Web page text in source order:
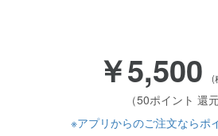
￥5,500 (
（50ポイント 還元
※アプリからのご注文ならポ